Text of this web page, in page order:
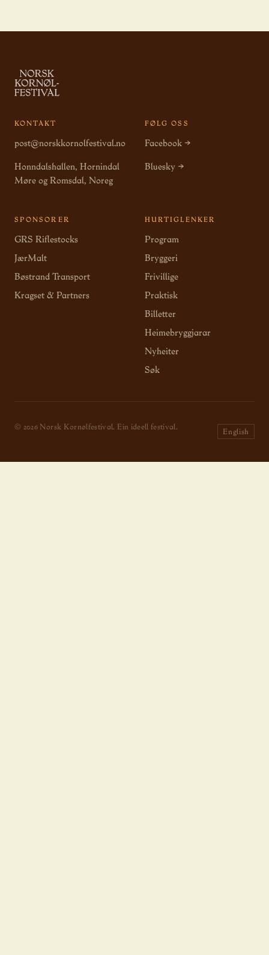
KONTAKT
post@norskkornolfestival.no
Honndalshallen, Hornindal
Møre og Romsdal, Noreg
FØLG OSS
Facebook →
Bluesky →
SPONSORER
GRS Riflestocks
JærMalt
Bøstrand Transport
Kragset & Partners
HURTIGLENKER
Program
Bryggeri
Frivillige
Praktisk
Billetter
Heimebryggjarar
Nyheiter
Søk
© 2026 Norsk Kornølfestival. Ein ideell festival.
English